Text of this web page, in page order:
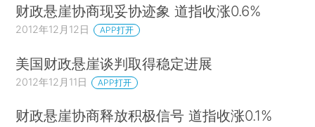
财政悬崖协商现妥协迹象 道指收涨0.6%
2012年12月12日 APP打开
美国财政悬崖谈判取得稳定进展
2012年12月11日 APP打开
财政悬崖协商释放积极信号 道指收涨0.1%